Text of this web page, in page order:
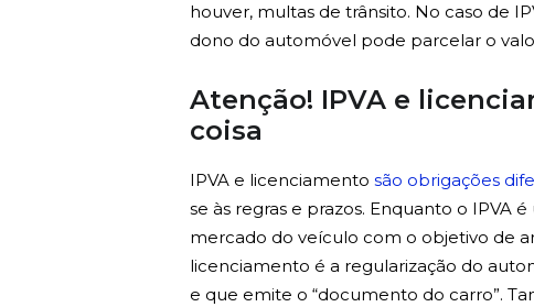
houver, multas de trânsito. No caso de
dono do automóvel pode parcelar o
Atenção! IPVA e
coisa
IPVA e licenciamento são obrigações
se às regras e prazos. Enquanto o IPVA
mercado do veículo com o objetivo de
licenciamento é a regularização do
e que emite o “documento do carro”.